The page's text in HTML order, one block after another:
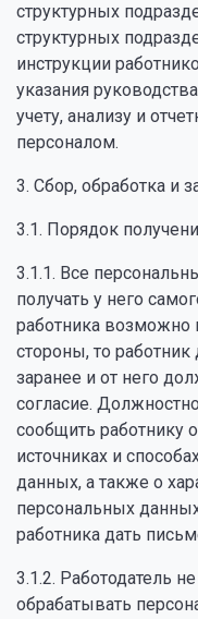
структурных
структурных
инструкции
указания
учету, анализу и
персоналом.
3. Сбор, обработка и
3.1. Порядок
3.1.1. Все
получать у него
работника возможно
стороны, то
заранее и от него
согласие.
сообщить работнику
источниках и
данных, а также о
персональных
работника дать
3.1.2. Работодатель
обрабатывать